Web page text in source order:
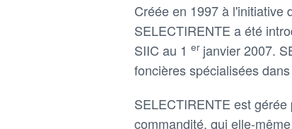
Créée en 1997 à l'initiative
SELECTIRENTE a été
SIIC au 1 er janvier 2007.
foncières spécialisées
SELECTIRENTE est
commandité, qui elle-